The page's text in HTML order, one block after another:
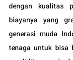
dengan kualitas
biayanya yang
generasi muda
tenaga untuk bisa